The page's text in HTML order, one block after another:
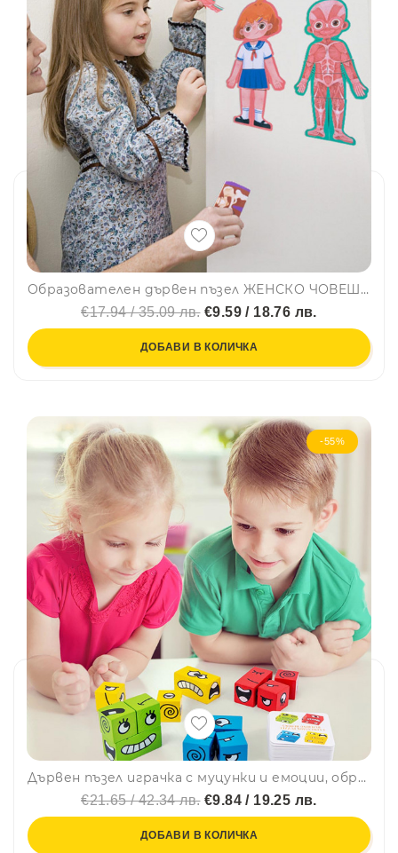
Образователен дървен пъзел ЖЕНСКО ЧОВЕШКО ТЯЛО - BODY STRUCTURE PUZZLE SD05, BF23
€17.94 / 35.09 лв.€9.59 / 18.76 лв.
ДОБАВИ В КОЛИЧКА
-55%
Дървен пъзел играчка с муцунки и емоции, образователен MZM11, BF23
€21.65 / 42.34 лв.€9.84 / 19.25 лв.
ДОБАВИ В КОЛИЧКА